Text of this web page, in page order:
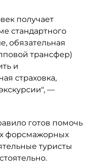
получает
стандартного
обязательная
трансфер)
и
страховка,
—
готов помочь
форсмажорных
туристы